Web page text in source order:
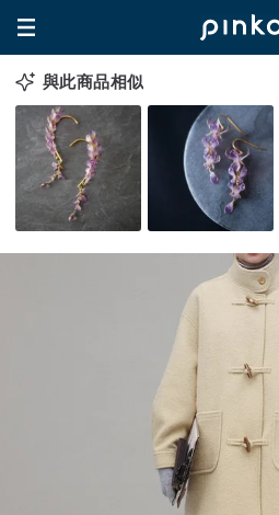
與此商品相似